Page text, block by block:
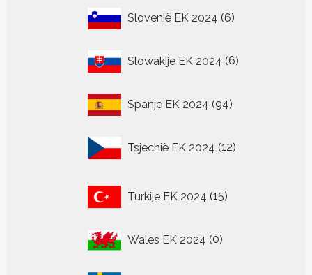
Slovenië EK 2024 66
Slowakije EK 2024 6
producten
Spanje EK 2024 9494
Tsjechië EK 2024 12
producten
Turkije EK 2024 15
producten
Wales EK 2024 00